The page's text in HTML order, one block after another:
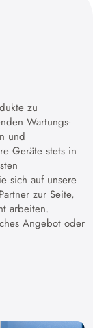
zu
Wartungs-
und
Geräte stets in
sich auf unsere
zur Seite,
arbeiten.
Angebot oder